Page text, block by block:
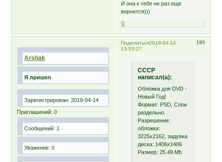
И она к тебе не раз еще
вернется)))
0
Поделиться 185
2019-04-14
13:53:27
Arshak
Я пришел
Зарегистрирован: 2019-04-14
Приглашений: 0
Сообщений: 1
Уважение: 0
СССР
написал(а):
Обложка для DVD -
Новый Год!
Формат: PSD, Слои
раздельно
Разрешение:
обложка:
3225х2162, задувка
диска: 1406х1406
Размер: 25.49 Mb